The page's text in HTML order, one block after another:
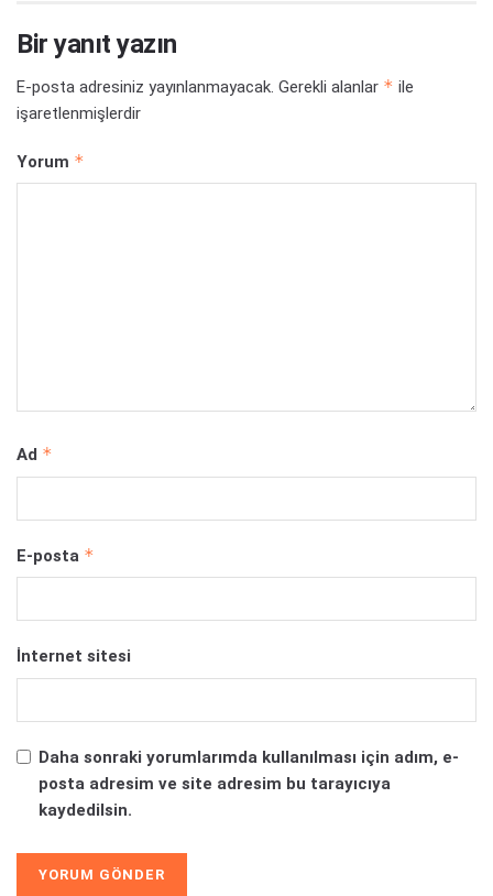
Bir yanıt yazın
E-posta adresiniz yayınlanmayacak. Gerekli alanlar * ile
işaretlenmişlerdir
Yorum *
Ad *
E-posta *
İnternet sitesi
Daha sonraki yorumlarımda kullanılması için adım, e-
posta adresim ve site adresim bu tarayıcıya
kaydedilsin.